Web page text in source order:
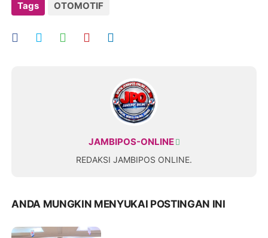
Tags OTOMOTIF
JAMBIPOS-ONLINE
REDAKSI JAMBIPOS ONLINE.
ANDA MUNGKIN MENYUKAI POSTINGAN INI